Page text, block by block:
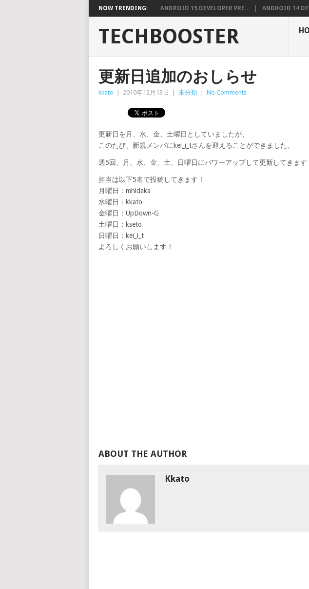
NOW TRENDING: ANDROID 15 DEVELOPER PRE... ANDROID 14
TECHBOOSTER
更新日追加のおしらせ
kkato 2010年12月13日 未分類 No Comments
更新日を月、水、金、土曜日としていましたが、
このたび、新規メンバにkei_i_tさんを迎えることができました。
週5回、月、水、金、土、日曜日にパワーアップして更新してきます
担当は以下5名で投稿してきます！
月曜日：mhidaka
水曜日：kkato
金曜日：UpDown-G
土曜日：kseto
日曜日：kei_i_t
よろしくお願いします！
ABOUT THE AUTHOR
Kkato